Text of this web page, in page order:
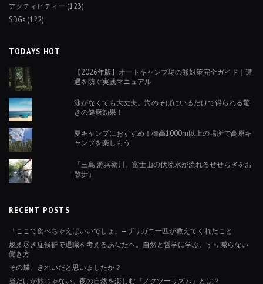
アクティビティー (123)
SDGs (122)
TODAYS HOT
【2026年版】オートキャンプ場の熊対策完全ガイド｜遭
遇を防ぐ実践マニュアル
泳がなくても大丈夫。海のそばにいるだけで得られる驚
きの健康効果！
夏キャンプにおすすめ！標高1000m以上の場所で高原キ
ャンプを楽しもう
「三島 源兵衛川。富士山の伏流水が流れるせせらぎをお
散歩」
RECENT POSTS
「ここで食べちゃえばいいでしょ」—ザリガニ一匹が教えてくれたこと
燃え尽き症候群で退職を考えるあなたへ。自然と哲学に学ぶ、すり減らない
働き方
その蝶、きれいだと思いましたか？
昼だけが旅じゃない。夜の自然を楽しむ『ノクツーリズム』とは？